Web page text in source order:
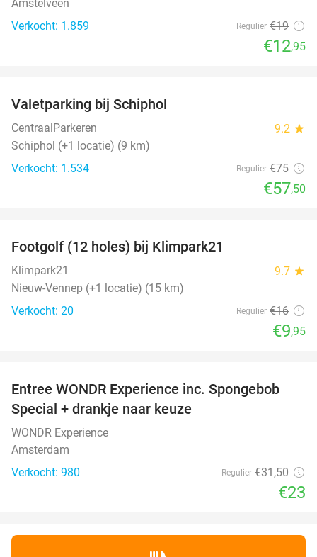
Amstelveen
Verkocht: 1.859
Regulier €19
€12,95
Valetparking bij Schiphol
CentraalParkeren 9.2 star
Schiphol (+1 locatie) (9 km)
Verkocht: 1.534
Regulier €75
€57,50
NEW
TODAY
Footgolf (12 holes) bij Klimpark21
Klimpark21 9.7 star
Nieuw-Vennep (+1 locatie) (15 km)
Verkocht: 20
Regulier €16
€9,95
27%
Entree WONDR Experience inc. Spongebob
Special + drankje naar keuze
WONDR Experience
Amsterdam
Verkocht: 980
Regulier €31,50
€23